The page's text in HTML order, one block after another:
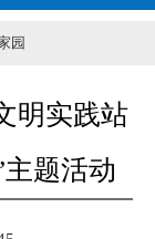
园
明实践站
题活动